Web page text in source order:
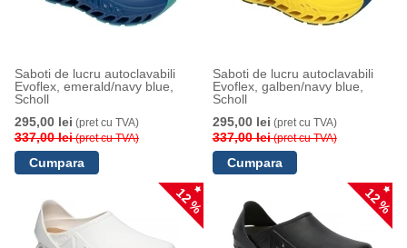
Saboti de lucru autoclavabili
Evoflex, emerald/navy blue,
Scholl
295,00 lei (pret cu TVA)
337,00 lei(pret cu TVA)
Saboti de lucru autoclavabili
Evoflex, galben/navy blue,
Scholl
295,00 lei (pret cu TVA)
337,00 lei(pret cu TVA)
12 % 12 %